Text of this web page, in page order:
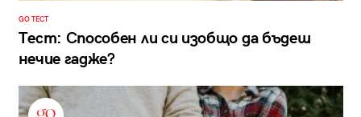
GO ТЕСТ
Тест: Способен ли си изобщо да бъдеш
нечие гадже?